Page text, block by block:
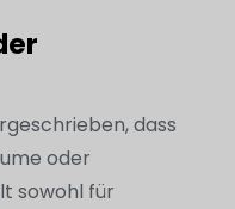
dass
oder
sowohl für